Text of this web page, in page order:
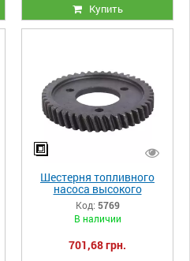
Купить
Шестерня топливного
насоса высокого
давления TY395
Код: 5769
В наличии
701,68 грн.